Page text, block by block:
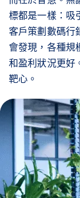
標都是一樣：吸
客戶策劃數碼行
會發現，各種規
和盈利狀況更好
靶心。